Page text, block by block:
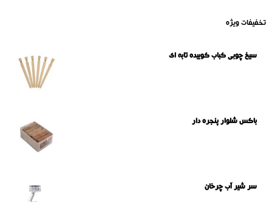
تخفیفات ویژه
سیخ چوبی کباب کوبیده تابه ای
باکس شلوار پنجره دار
سر شیر آب چرخان